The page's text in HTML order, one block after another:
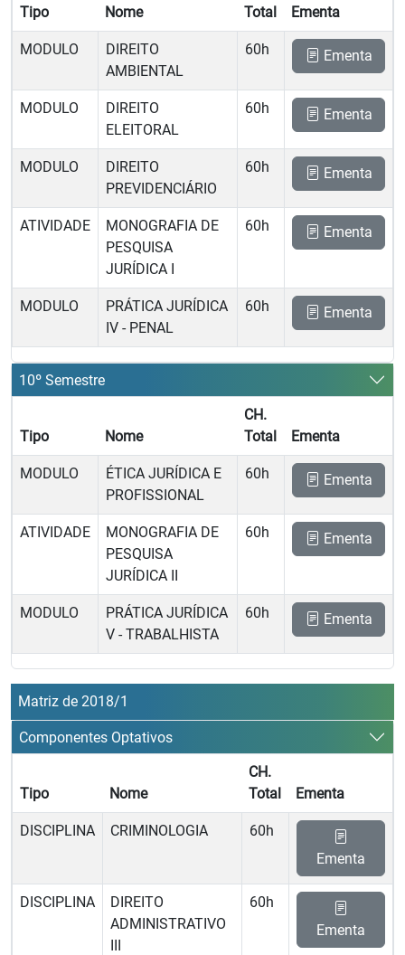
Tipo Nome
Total
Ementa
MODULO
DIREITO
AMBIENTAL
60h Ementa
MODULO
DIREITO
ELEITORAL
60h Ementa
MODULO
DIREITO
PREVIDENCIÁRIO
60h Ementa
ATIVIDADE
MONOGRAFIA DE
PESQUISA
JURÍDICA I
60h Ementa
MODULO
PRÁTICA JURÍDICA
IV - PENAL
60h Ementa
10º Semestre
Tipo Nome
CH.
Total
Ementa
MODULO
ÉTICA JURÍDICA E
PROFISSIONAL
60h Ementa
ATIVIDADE
MONOGRAFIA DE
PESQUISA
JURÍDICA II
60h Ementa
MODULO
PRÁTICA JURÍDICA
V - TRABALHISTA
60h Ementa
Matriz de 2018/1
Componentes Optativos
Tipo Nome
CH.
Total
Ementa
DISCIPLINA CRIMINOLOGIA
60h
Ementa
DISCIPLINA
DIREITO
ADMINISTRATIVO
III
60h
Ementa